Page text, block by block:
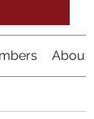
About